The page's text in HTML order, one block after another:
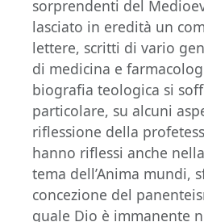
sorprendenti del
lasciato in eredità un
lettere, scritti di vario
di medicina e
biografia teologica si
particolare, su alcuni
riflessione della
hanno riflessi anche
tema dell’Anima mundi,
concezione del
quale Dio è immanente